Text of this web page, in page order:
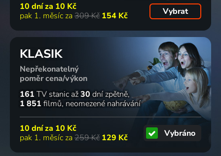
10 dní za 10 Kč
pak 1. měsíc za 309 Kč 154 Kč Vybrat
KLASIK
Nepřekonatelný
poměr cena/výkon
161 TV stanic až30 dní zpětně
1 851 filmů neomezené nahrávání
10 dní za 10 Kč
pak 1. měsíc za 259 Kč 129 Kč Vybráno